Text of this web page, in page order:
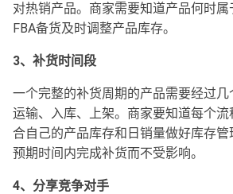
对热销产品。商家需要知道产品何时
FBA备货及时调整产品库存。
3、补货时间段
一个完整的补货周期的产品需要经过几
运输、入库、上架。商家要知道每个
合自己的产品库存和日销量做好库存
预期时间内完成补货而不受影响。
4、分享竞争对手